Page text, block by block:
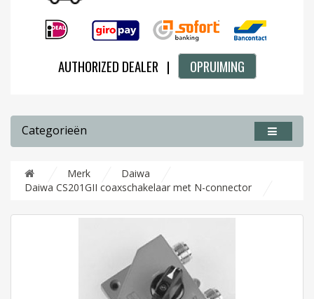
AUTHORIZED DEALER | OPRUIMING
Categorieën
Merk
Daiwa
Daiwa CS201GII coaxschakelaar met N-connector